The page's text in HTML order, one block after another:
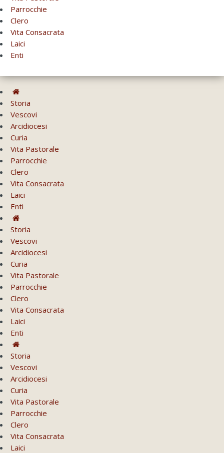
Parrocchie
Clero
Vita Consacrata
Laici
Enti
Storia
Vescovi
Arcidiocesi
Curia
Vita Pastorale
Parrocchie
Clero
Vita Consacrata
Laici
Enti
Storia
Vescovi
Arcidiocesi
Curia
Vita Pastorale
Parrocchie
Clero
Vita Consacrata
Laici
Enti
Storia
Vescovi
Arcidiocesi
Curia
Vita Pastorale
Parrocchie
Clero
Vita Consacrata
Laici